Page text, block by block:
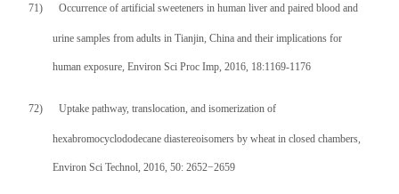
71) Occurrence of artificial sweeteners in human liver and paired blood and
urine samples from adults in Tianjin, China and their implications for
human exposure, Environ Sci Proc Imp, 2016, 18:1169-1176
72) Uptake pathway, translocation, and isomerization of
hexabromocyclododecane diastereoisomers by wheat in closed chambers,
Environ Sci Technol, 2016, 50: 2652−2659